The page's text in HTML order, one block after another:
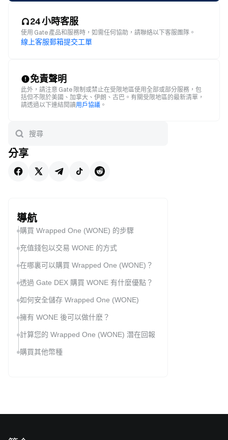
24 小時客服
使用 Gate 產品和服務時，如需任何協助，請聯絡以下客服團隊。
線上客服郵箱提交工單
免責聲明
此外，請注意 Gate 限制或禁止在受限地區使用全部或部分服務，包
括但不限於美國、加拿大、伊朗、古巴。有關受限地區的最新清單，
請透過以下連結閱讀用戶協議 。
分享
導航
購買 Wrapped One (WONE) 的步驟
充值錢包以交易 WONE 的方式
在哪裏可以購買 Wrapped One (WONE)？
透過 Gate DEX 購買 WONE 有什麼優點？
如何安全儲存 Wrapped One (WONE)
擁有 WONE 後可以做什麽？
計算您的 Wrapped One (WONE) 潛在回報
購買其他幣種